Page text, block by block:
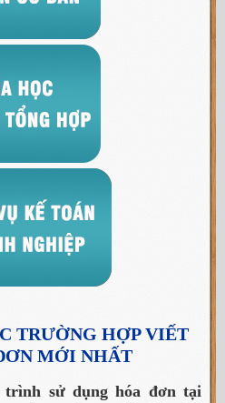
TRƯỜNG HỢP VIẾT
MỚI NHẤT
trình sử dụng hóa đơn tại